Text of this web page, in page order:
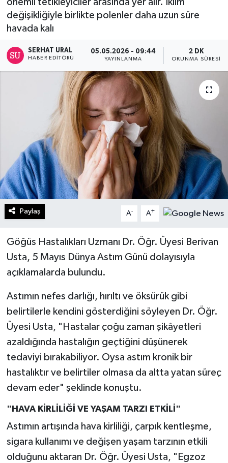
önemli tetikleyiciler arasında yer alır. İklim
değişikliğiyle birlikte polenler daha uzun süre
havada kalı
SERHAT URAL
HABER EDITÖRÜ
05.05.2026 - 09:44
YAYINLANMA
2 DK
OKUNMA SÜRESI
Paylaş A- A+
Göğüs Hastalıkları Uzmanı Dr. Öğr. Üyesi Berivan
Usta, 5 Mayıs Dünya Astım Günü dolayısıyla
açıklamalarda bulundu.
Astımın nefes darlığı, hırıltı ve öksürük gibi
belirtilerle kendini gösterdiğini söyleyen Dr. Öğr.
Üyesi Usta, "Hastalar çoğu zaman şikâyetleri
azaldığında hastalığın geçtiğini düşünerek
tedaviyi bırakabiliyor. Oysa astım kronik bir
hastalıktır ve belirtiler olmasa da altta yatan süreç
devam eder" şeklinde konuştu.
"HAVA KİRLİLİĞİ VE YAŞAM TARZI ETKİLİ"
Astımın artışında hava kirliliği, çarpık kentleşme,
sigara kullanımı ve değişen yaşam tarzının etkili
olduğunu aktaran Dr. Öğr. Üyesi Usta, "Egzoz
Lider Haber TV Canlı Yayın izle